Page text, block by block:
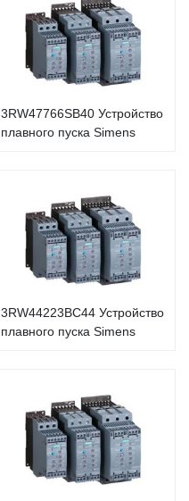
3RW47766SB40 Устройство
плавного пуска Simens
3RW44223BC44 Устройство
плавного пуска Simens